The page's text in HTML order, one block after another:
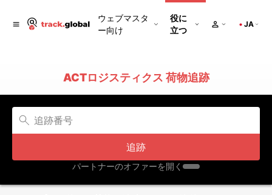
ウェブマスタ
ー向け
役に
立つ
JA
ACTロジスティクス 荷物追跡
追跡
パートナーのオファーを開く